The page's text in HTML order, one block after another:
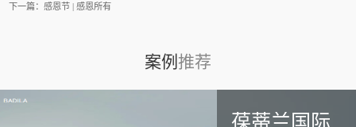
下一篇：感恩节 | 感恩所有
案例 推荐